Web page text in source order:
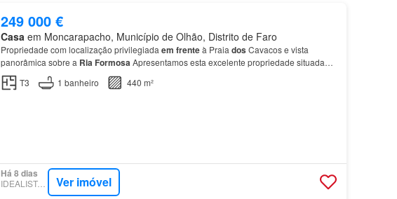
249 000 €
Casa em Moncarapacho, Município de Olhão, Distrito de Faro
Propriedade com localização privilegiada em frenteà Praia dos Cavacos e vista
panorâmica sobre a Ria FormosaApresentamos esta excelente propriedade situada
Informa-se que a
nunca foi objeto
T3 1 banheiro 440 m²
Há 8 dias
IDEALISTA.PT Ver imóvel